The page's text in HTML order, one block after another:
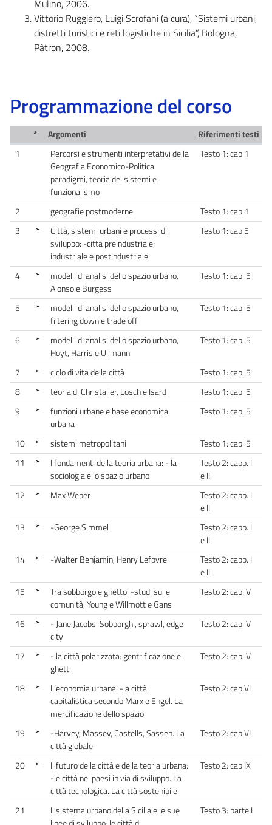
Mulino, 2006.
Vittorio Ruggiero, Luigi Scrofani (a cura), “Sistemi urbani,
distretti turistici e reti logistiche in Sicilia”, Bologna,
Pàtron, 2008.
Programmazione del corso
* Argomenti
Riferimenti testi
1
Percorsi e strumenti interpretativi della
Geografia Economico-Politica:
paradigmi, teoria dei sistemi e
funzionalismo
Testo 1: cap 1
2 geografie postmoderne
Testo 1: cap 1
3
*
Città, sistemi urbani e processi di
sviluppo: -città preindustriale;
industriale e postindustriale
Testo 1: cap 5
4 *
modelli di analisi dello spazio urbano,
Alonso e Burgess
Testo 1: cap. 5
5 *
modelli di analisi dello spazio urbano,
filtering down e trade off
Testo 1: cap. 5
6 *
modelli di analisi dello spazio urbano,
Hoyt, Harris e Ullmann
Testo 1: cap. 5
7 * ciclo di vita della città
Testo 1: cap. 5
8
* teoria di Christaller, Losch e Isard
Testo 1: cap. 5
9
*
funzioni urbane e base economica
urbana
Testo 1: cap. 5
10 * sistemi metropolitani
Testo 1: cap. 5
11
*
I fondamenti della teoria urbana: - la
sociologia e lo spazio urbano
Testo 2: capp. I
e II
12
* Max Weber
Testo 2: capp. I
e II
13
* -George Simmel
Testo 2: capp. I
e II
14
* -Walter Benjamin, Henry Lefbvre
Testo 2: capp. I
e II
15
*
Tra sobborgo e ghetto: -studi sulle
comunità, Young e Willmott e Gans
Testo 2: cap. V
16 *
- Jane Jacobs. Sobborghi, sprawl, edge
city
Testo 2: cap. V
17 *
- la città polarizzata: gentrificazione e
ghetti
Testo 2: cap. V
18 *
L’economia urbana: -la città
capitalistica secondo Marx e Engel. La
mercificazione dello spazio
Testo 2: cap VI
19 *
-Harvey, Massey, Castells, Sassen. La
città globale
Testo 2: cap VI
20 *
Il futuro della città e della teoria urbana:
-le città nei paesi in via di sviluppo. La
città tecnologica. La città sostenibile
Testo 2: cap IX
21
Il sistema urbano della Sicilia e le sue
Testo 3: parte I